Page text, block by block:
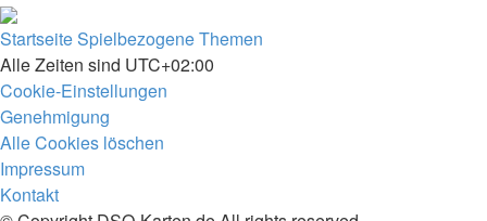
StartseiteSpielbezogene Themen
Alle Zeiten sind UTC+02:00
Cookie-Einstellungen
Genehmigung
Alle Cookies löschen
Impressum
Kontakt